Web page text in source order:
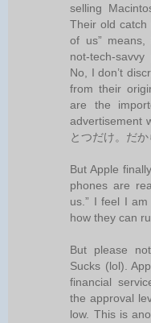
selling
Their old catch
of us”
not-tech-
No, I don’t
from their
are the
advertisement
とつだけ。だ
But Apple
phones are
us.” I feel I
how they can
But please
Sucks (lol).
financial
the approval
low. This is